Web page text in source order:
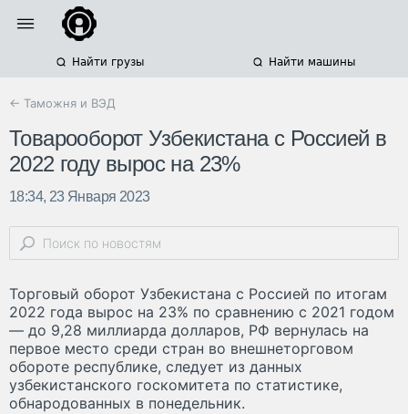
Найти грузы Найти машины
← Таможня и ВЭД
Товарооборот Узбекистана с Россией в
2022 году вырос на 23%
18:34, 23 Января 2023
Торговый оборот Узбекистана с Россией по итогам
2022 года вырос на 23% по сравнению с 2021 годом
— до 9,28 миллиарда долларов, РФ вернулась на
первое место среди стран во внешнеторговом
обороте республике, следует из данных
узбекистанского госкомитета по статистике,
обнародованных в понедельник.